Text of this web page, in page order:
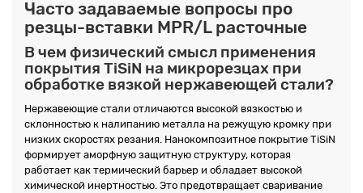
Часто задаваемые вопросы про
резцы-вставки MPR/L расточные
В чем физический смысл применения
покрытия TiSiN на микрорезцах при
обработке вязкой нержавеющей стали?
Нержавеющие стали отличаются высокой вязкостью и
склонностью к налипанию металла на режущую кромку при
низких скоростях резания. Нанокомпозитное покрытие TiSiN
формирует аморфную защитную структуру, которая
работает как термический барьер и обладает высокой
химической инертностью. Это предотвращает сваривание